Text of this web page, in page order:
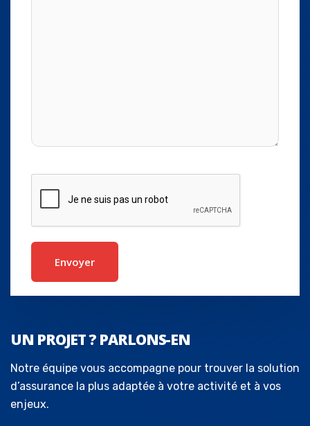
UN PROJET ? PARLONS-EN
Notre équipe vous accompagne pour trouver la solution
d’assurance la plus adaptée à votre activité et à vos
enjeux.